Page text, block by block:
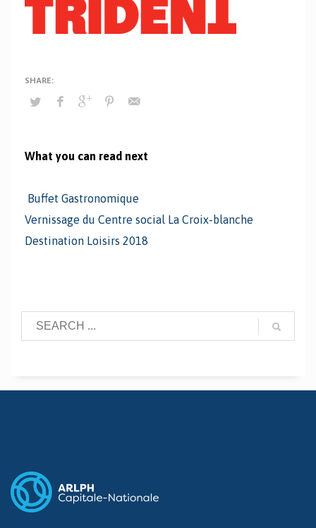
What you can read next
Buffet Gastronomique
Vernissage du Centre social La Croix-blanche
Destination Loisirs 2018